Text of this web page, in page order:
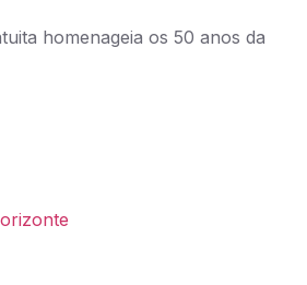
homenageia os 50 anos da